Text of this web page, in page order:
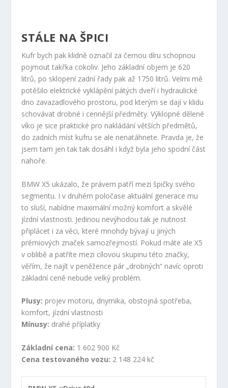
STÁLE NA ŠPICI
Kufr bych pak klidně označil za černou díru schopnou
pojmout takřka cokoliv. Jeho základní objem je 620
litrů, po sklopení zadní řady pak až 1750 litrů. Velmi mě
potěšilo elektrické vyklápění pátých dveří i hydraulické
dno zavazadlového prostoru, pod kterým se dají v klidu
schovávat drobné i cennější předměty. Výklopné dělené
víko je sice praktické pro nakládání větších předmětů,
do zadních míst kufru se ale nenatáhnete. Pravda je, že
jsem tam jen tak tak dosáhl i když byla jeho spodní část
nahoře.
BMW X5 ukázalo, že právem patří mezi špičky svého
segmentu. I v druhém poločase aktuální generace mu
to sluší, nabídne maximální možný komfort a skvělé
jízdní vlastnosti. Jedinou nevýhodou tak je nutnost
připlácet i za věci, které mnohdy bývají u jiných
prémiových značek samozřejmostí. Pokud máte ale X5
v oblibě a patříte mezi cílovou skupinu této značky,
věřím, že najít v peněžence pár „drobných“ navíc oproti
základní ceně nebude velký problém.
Plusy: projev motoru, dnymika, obstojná spotřeba,
komfort, jízdní vlastnosti
Mínusy: drahé příplatky
Základní cena: 1 602 900 Kč
Cena testovaného vozu: 2 148 224 kč